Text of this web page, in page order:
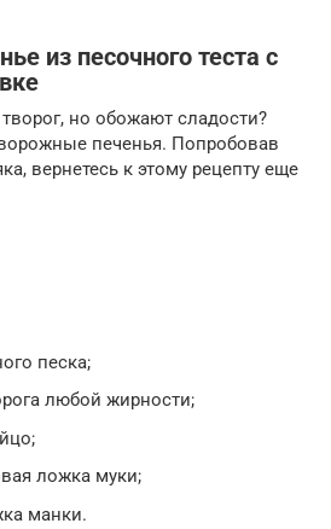
из песочного теста с
но обожают сладости?
печенья. Попробовав
вернетесь к этому рецепту еще
песка;
любой жирности;
ложка муки;
манки.